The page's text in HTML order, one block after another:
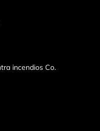
incendios Co.